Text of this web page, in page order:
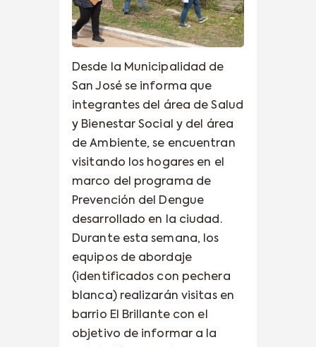
Desde la Municipalidad de
San José se informa que
integrantes del área de Salud
y Bienestar Social y del área
de Ambiente, se encuentran
visitando los hogares en el
marco del programa de
Prevención del Dengue
desarrollado en la ciudad.
Durante esta semana, los
equipos de abordaje
(identificados con pechera
blanca) realizarán visitas en
barrio El Brillante con el
objetivo de informar a la